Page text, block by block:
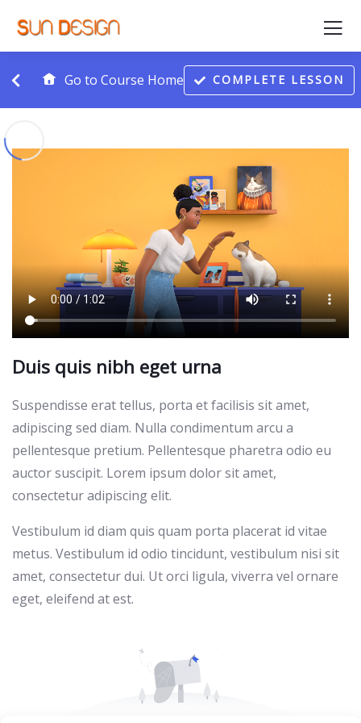
Go to Course Home COMPLETE LESSON
Duis quis nibh eget urna
Suspendisse erat tellus, porta et facilisis sit amet,
adipiscing sed diam. Nulla condimentum arcu a
pellentesque pretium. Pellentesque pharetra odio eu
auctor suscipit. Lorem ipsum dolor sit amet,
consectetur adipiscing elit.
Vestibulum id diam quis quam porta placerat id vitae
metus. Vestibulum id odio tincidunt, vestibulum nisi sit
amet, consectetur dui. Ut orci ligula, viverra vel ornare
eget, eleifend at est.